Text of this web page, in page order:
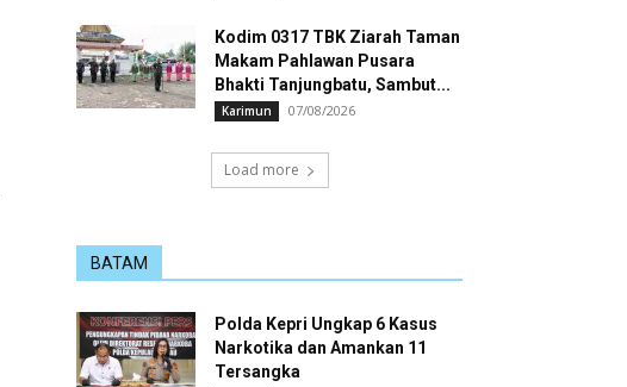
Kodim 0317 TBK Ziarah Taman
Makam Pahlawan Pusara
Bhakti Tanjungbatu, Sambut...
Karimun 07/08/2026
Load more
BATAM
Polda Kepri Ungkap 6 Kasus
Narkotika dan Amankan 11
Tersangka